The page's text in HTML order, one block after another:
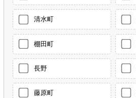
清水町
棚田町
長野
藤原町